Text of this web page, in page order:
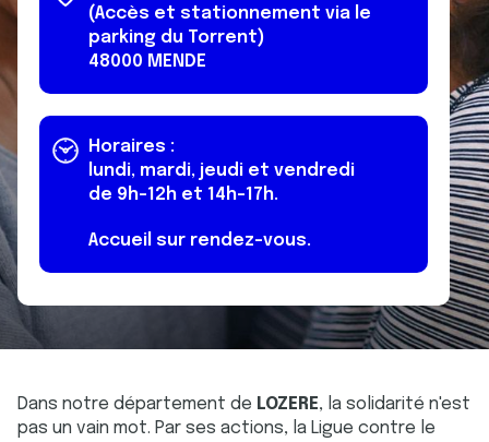
(Accès et stationnement via le
parking du Torrent)
48000 MENDE
Horaires :
lundi, mardi, jeudi et vendredi
de 9h-12h et 14h-17h.
Accueil sur rendez-vous.
Dans notre département de LOZERE, la solidarité n'est
pas un vain mot. Par ses actions, la Ligue contre le